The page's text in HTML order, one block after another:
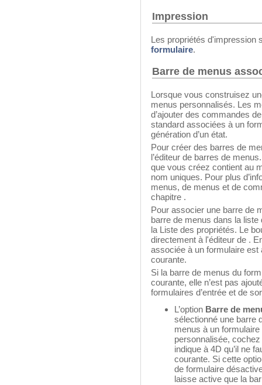
Impression
Les propriétés d'impression
formulaire.
Barre de menus
Lorsque vous construisez
menus personnalisés. Les
d’ajouter des commandes
standard associées à un
génération d’un état.
Pour créer des barres de
l’éditeur de barres de
que vous créez contient au
nom uniques. Pour plus
menus, de menus et de
chapitre .
Pour associer une barre de
barre de menus dans la liste
la Liste des propriétés. Le
directement à l'éditeur de .
associée à un formulaire est
courante.
Si la barre de menus du
courante, elle n’est pas
formulaires d’entrée et de
L’option Barre de
sélectionné une barre
menus à un formulaire
personnalisée,
indique à 4D qu’il ne
courante. Si cette
de formulaire
laisse active que la